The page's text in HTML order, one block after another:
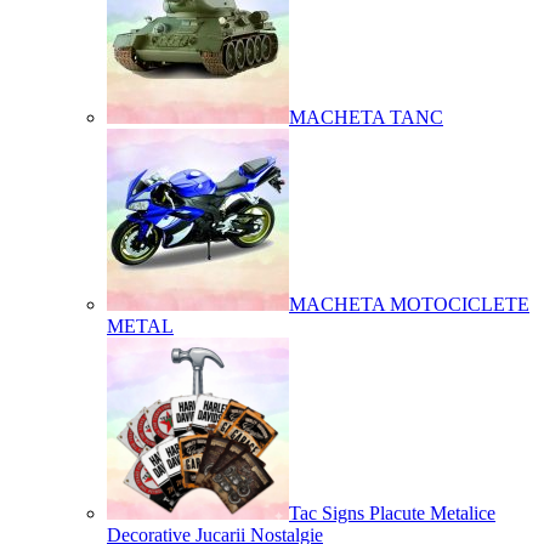
MACHETA TANC
MACHETA MOTOCICLETE
METAL
Tac Signs Placute Metalice
Decorative Jucarii Nostalgie